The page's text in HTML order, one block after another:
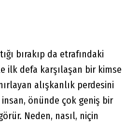
bırakıp da etrafındaki
ilk defa karşılaşan bir kimse
alışkanlık perdesini
önünde çok geniş bir
Neden, nasıl, niçin